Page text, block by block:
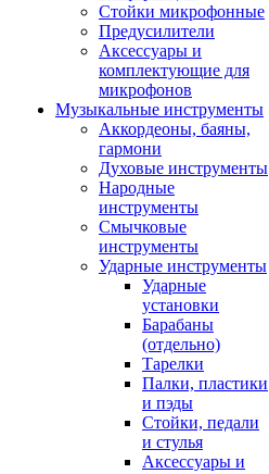
Стойки микрофонные
Предусилители
Аксессуары и
комплектующие для
микрофонов
Музыкальные инструменты
Аккордеоны, баяны,
гармони
Духовые инструменты
Народные
инструменты
Смычковые
инструменты
Ударные инструменты
Ударные
установки
Барабаны
(отдельно)
Тарелки
Палки, пластики
и пэды
Стойки, педали
и стулья
Аксессуары и